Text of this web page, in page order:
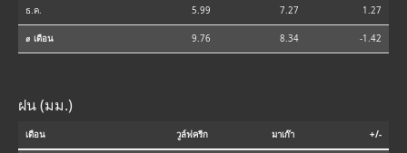
ธ.ค. 5.99 7.27 1.27
⌀ เดือน 9.76 8.34 -1.42
ฝน (มม.)
เดือน วูล์ฟครีก มาเก๊า +/-